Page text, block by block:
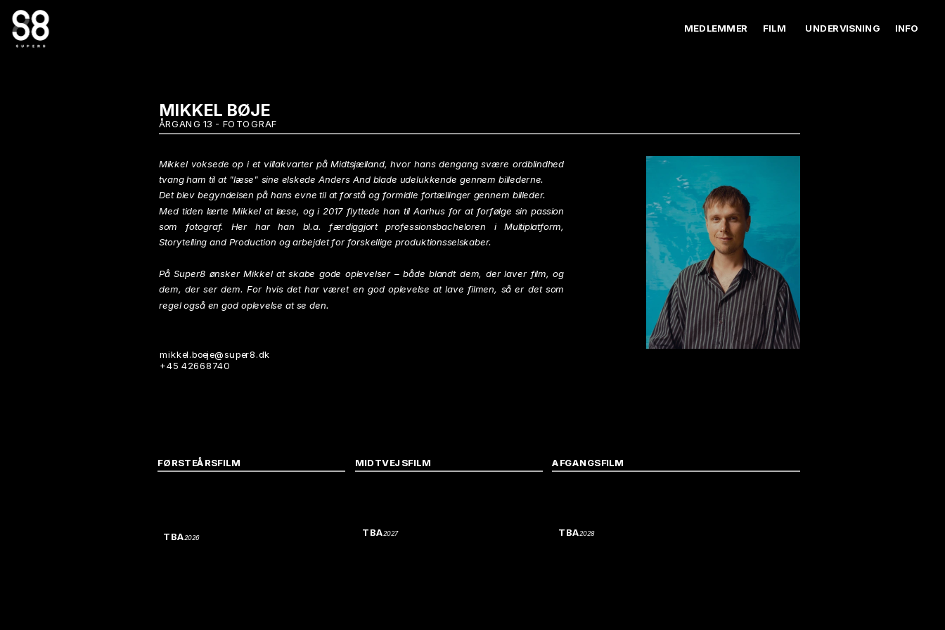
UNDERVISNING
MEDLEMMER
TBA2027 TBA2028
TBA2026
MIKKEL BØJE
ÅRGANG 13 - FOTOGRAF
Mikkel voksede op i et villakvarter på Midtsjælland, hvor hans dengang svære ordblindhed
tvang ham til at "læse" sine elskede Anders And blade udelukkende gennem billederne.
Det blev begyndelsen på hans evne til at forstå og formidle fortællinger gennem billeder.
Med tiden lærte Mikkel at læse, og i 2017 flyttede han til Aarhus for at forfølge sin passion
som fotograf. Her har han bl.a. færdiggjort professionsbacheloren i Multiplatform,
Storytelling and Production og arbejdet for forskellige produktionsselskaber.
På Super8 ønsker Mikkel at skabe gode oplevelser – både blandt dem, der laver film, og
dem, der ser dem. For hvis det har været en god oplevelse at lave filmen, så er det som
regel også en god oplevelse at se den.
mikkel.boeje@super8.dk
+45 42668740
FØRSTEÅRSFILM MIDTVEJSFILM AFGANGSFILM
INFO
FILM